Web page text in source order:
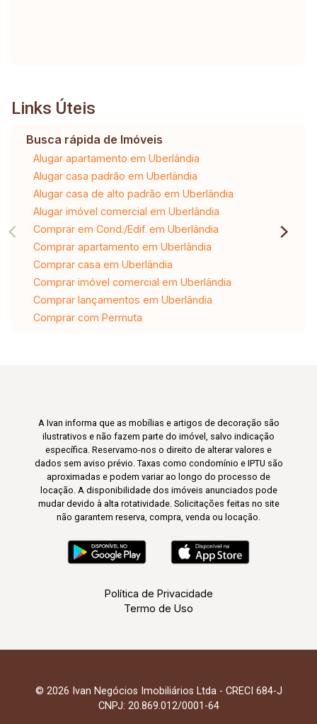
Links Úteis
Busca rápida de Imóveis
Alugar apartamento em Uberlândia
Alugar casa padrão em Uberlândia
Alugar casa de alto padrão em Uberlândia
Alugar imóvel comercial em Uberlândia
Comprar em Cond./Edif. em Uberlândia
Comprar apartamento em Uberlândia
Comprar casa em Uberlândia
Comprar imóvel comercial em Uberlândia
Comprar lançamentos em Uberlândia
Comprar com Permuta
A Ivan informa que as mobílias e artigos de decoração são
ilustrativos e não fazem parte do imóvel, salvo indicação
específica. Reservamo-nos o direito de alterar valores e
dados sem aviso prévio. Taxas como condomínio e IPTU são
aproximadas e podem variar ao longo do processo de
locação. A disponibilidade dos imóveis anunciados pode
mudar devido à alta rotatividade. Solicitações feitas no site
não garantem reserva, compra, venda ou locação.
Política de Privacidade
Termo de Uso
© 2026 Ivan Negócios Imobiliários Ltda - CRECI 684-J
CNPJ: 20.869.012/0001-64